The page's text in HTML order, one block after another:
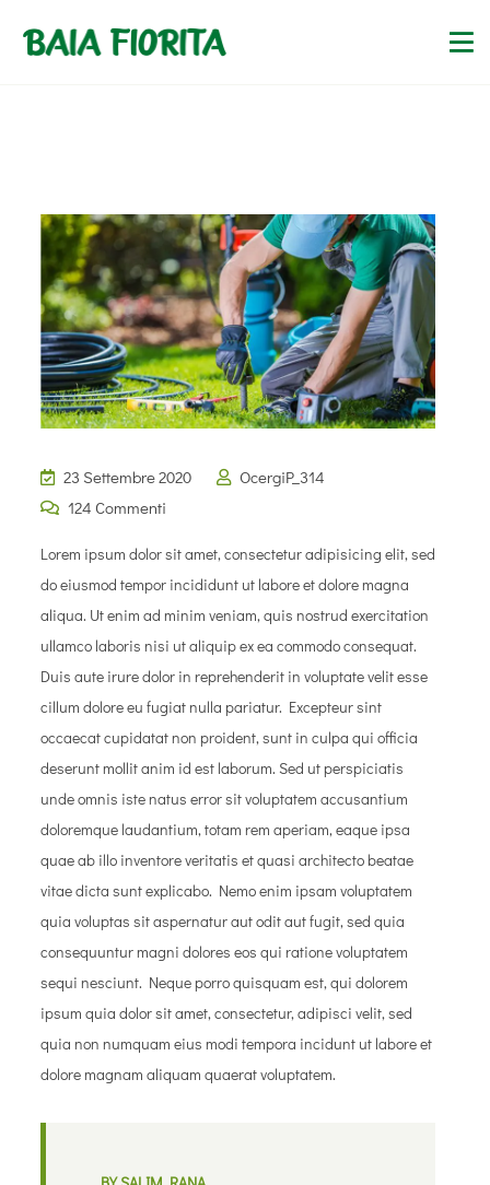
23 Settembre 2020
OcergiP_314
124 Commenti
Lorem ipsum dolor sit amet, consectetur adipisicing elit, sed
do eiusmod tempor incididunt ut labore et dolore magna
aliqua. Ut enim ad minim veniam, quis nostrud exercitation
ullamco laboris nisi ut aliquip ex ea commodo consequat.
Duis aute irure dolor in reprehenderit in voluptate velit esse
cillum dolore eu fugiat nulla pariatur. Excepteur sint
occaecat cupidatat non proident, sunt in culpa qui officia
deserunt mollit anim id est laborum. Sed ut perspiciatis
unde omnis iste natus error sit voluptatem accusantium
doloremque laudantium, totam rem aperiam, eaque ipsa
quae ab illo inventore veritatis et quasi architecto beatae
vitae dicta sunt explicabo. Nemo enim ipsam voluptatem
quia voluptas sit aspernatur aut odit aut fugit, sed quia
consequuntur magni dolores eos qui ratione voluptatem
sequi nesciunt. Neque porro quisquam est, qui dolorem
ipsum quia dolor sit amet, consectetur, adipisci velit, sed
quia non numquam eius modi tempora incidunt ut labore et
dolore magnam aliquam quaerat voluptatem.